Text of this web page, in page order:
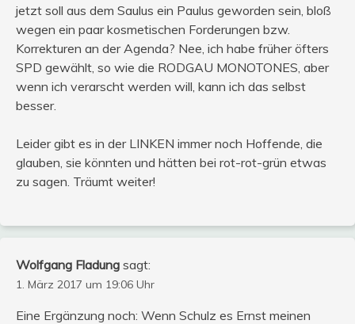
jetzt soll aus dem Saulus ein Paulus geworden sein, bloß
wegen ein paar kosmetischen Forderungen bzw.
Korrekturen an der Agenda? Nee, ich habe früher öfters
SPD gewählt, so wie die RODGAU MONOTONES, aber
wenn ich verarscht werden will, kann ich das selbst
besser.
Leider gibt es in der LINKEN immer noch Hoffende, die
glauben, sie könnten und hätten bei rot-rot-grün etwas
zu sagen. Träumt weiter!
Wolfgang Fladung sagt:
1. März 2017 um 19:06 Uhr
Eine Ergänzung noch: Wenn Schulz es Ernst meinen